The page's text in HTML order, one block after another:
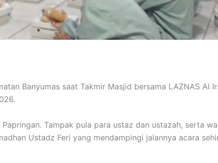
Banyumas saat Takmir Masjid bersama LAZNAS Al
Tampak pula para ustaz dan ustazah, serta
Ustadz Feri yang mendampingi jalannya acara